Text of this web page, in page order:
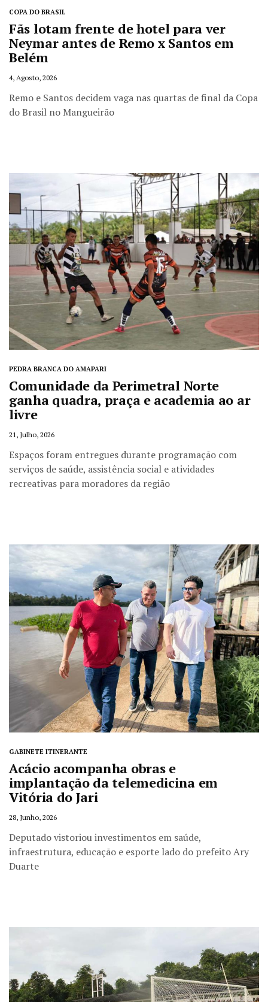
COPA DO BRASIL
Fãs lotam frente de hotel para ver
Neymar antes de Remo x Santos em
Belém
4, Agosto, 2026
Remo e Santos decidem vaga nas quartas de final da Copa
do Brasil no Mangueirão
PEDRA BRANCA DO AMAPARI
Comunidade da Perimetral Norte
ganha quadra, praça e academia ao ar
livre
21, Julho, 2026
Espaços foram entregues durante programação com
serviços de saúde, assistência social e atividades
recreativas para moradores da região
GABINETE ITINERANTE
Acácio acompanha obras e
implantação da telemedicina em
Vitória do Jari
28, Junho, 2026
Deputado vistoriou investimentos em saúde,
infraestrutura, educação e esporte lado do prefeito Ary
Duarte